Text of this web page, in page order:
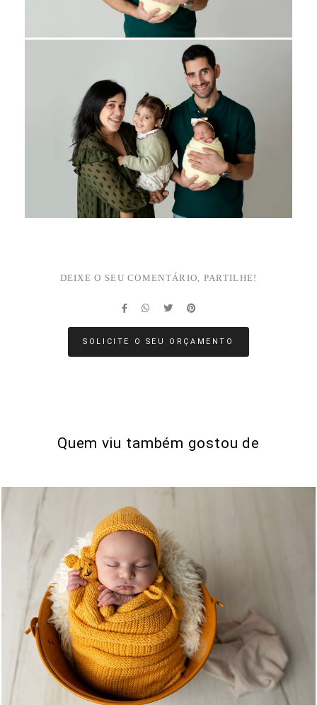
DEIXE O SEU COMENTÁRIO, PARTILHE!
SOLICITE O SEU ORÇAMENTO
Quem viu também gostou de
14